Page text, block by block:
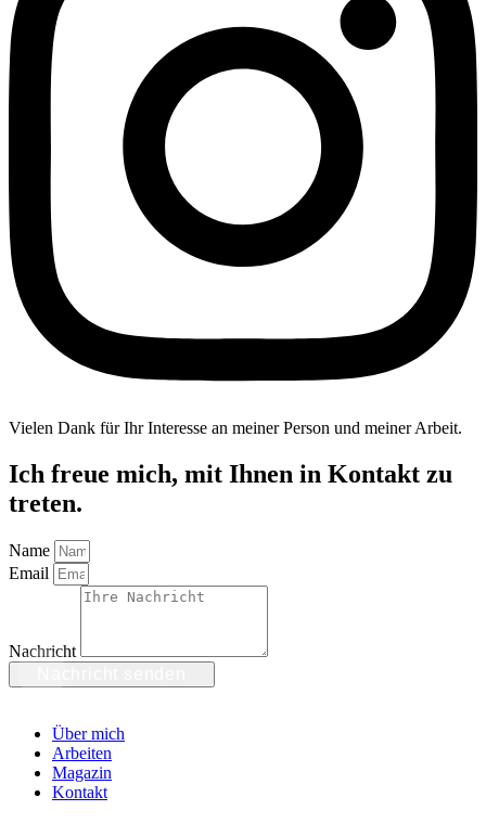
Vielen Dank für Ihr Interesse an meiner Person und meiner Arbeit.
Ich freue mich, mit Ihnen in Kontakt zu
treten.
Name
Email
Nachricht
Über mich
Arbeiten
Magazin
Kontakt